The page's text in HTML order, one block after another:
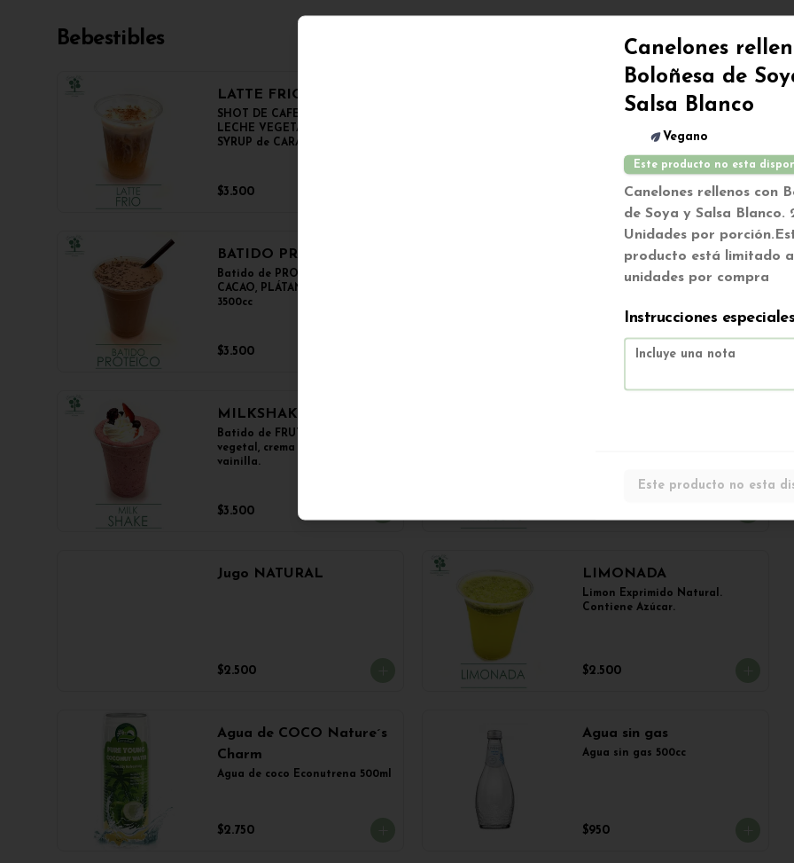
Bebestibles
LATTE FRIO
SHOT DE CAFE ESPRESSO,
LECHE VEGETAL NOT MILK y
SYRUP de CARAMELO
$3.500
BATIDO VERDE DETOX
BATIDO con PIÑA, ESPINACA,
MANZANA y APIO.
BATIDO PROTEICO
Batido de PROTEINA con
CACAO, PLÁTANO y CHIA.
3500cc
$3.500
MATCHA LATTE FRIO
TÉ MATCHA con LECHE
MILKSHAKE
Batido de FRUTA con leche
vegetal, crema y esencia de
vainilla.
$3.500
Vainilla y Esencia de Avellana.
Jugo NATURAL
$2.500
LIMONADA
Limon Exprimido Natural.
Contiene Azúcar.
$2.500
Agua de COCO Nature´s
Charm
Agua de coco Econutrena 500ml
$2.750
Agua sin gas
Agua sin gas 500cc
$950
Canelones
Boloñesa de
Salsa Blanco
Vegano
Este producto no esta
Canelones rellenos con
de Soya y Salsa Blanco.
Unidades por porción.
producto está limitado
unidades por compra
Instrucciones especiales
Este producto no esta